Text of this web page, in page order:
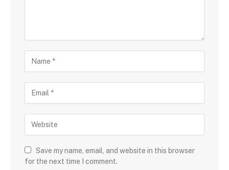
Save my name, email, and website in this browser
for the next time I comment.